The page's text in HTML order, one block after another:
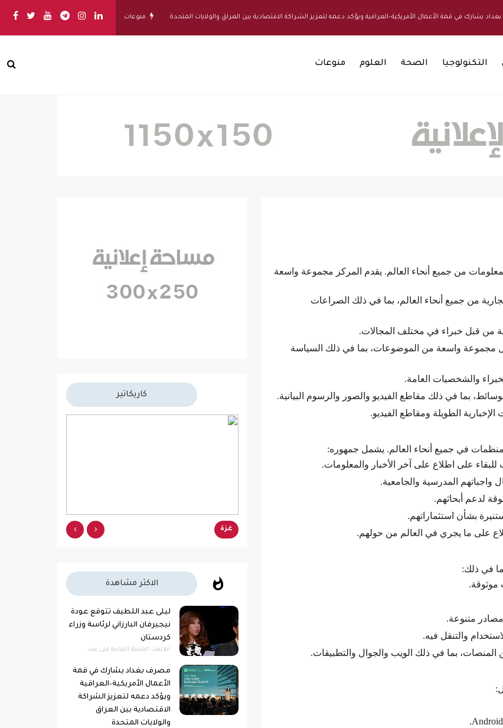
يشارك في قمة الأعمال الأمريكية–العراقية ويؤكد دعمه لتعزيز الشراكة الاقتصادية بين العراق والولايات المتحدة منوعات تعزز HomePure التزامها بالحياة الصحية من خلال نظام تنقية المياه المتطور HomePure Nova Pi-Plus
التكنولوجيا الصحة العلوم منوعات
من جميع أنحاء العالم. يقدم المركز مجموعة واسعة
من جميع أنحاء العالم، بما في ذلك الصراعات
من قبل خبراء في مختلف المجالات.
مجموعة واسعة من الموضوعات، بما في ذلك السياسة
والشخصيات العامة.
بما في ذلك مقاطع الفيديو والصور والرسوم البيانية.
الطويلة ومقاطع الفيديو.
في جميع أنحاء العالم. يشمل جمهوره:
على اطلاع على آخر الأخبار والمعلومات.
المدرسية والجامعية.
لدعم أبحاثهم.
بشأن استثماراتهم.
على ما يجري في العالم من حولهم.
في ذلك:
موثوقة.
متنوعة.
والتنقل فيه.
بما في ذلك الويب والجوال والتطبيقات.
Android
.
كاريكاتير
غزة
الاكثر مشاهدة
ليلى عبد اللطيف تتوقع عودة
نيجيرفان البارزاني لرئاسة وزراء
كردستان
أطلقت المتنبئة اللبنانية ليلى عبد...
مصرف بغداد يشارك في قمة
الأعمال الأمريكية–العراقية
ويؤكد دعمه لتعزيز الشراكة
الاقتصادية بين العراق
والولايات المتحدة